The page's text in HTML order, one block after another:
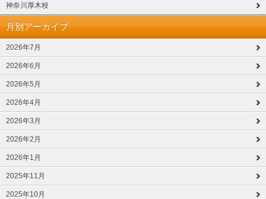
神奈川厚木校
月別アーカイブ
2026年7月
2026年6月
2026年5月
2026年4月
2026年3月
2026年2月
2026年1月
2025年11月
2025年10月